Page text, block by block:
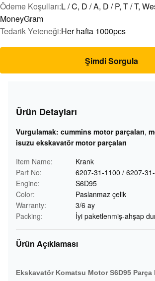
Ödeme Koşulları:L / C, D / A, D / P, T / T,
MoneyGram
Tedarik Yeteneği:Her hafta 1000pcs
Şimdi Sorgula
Ürün Detayları
Vurgulamak: cummins motor parçaları,
isuzu ekskavatör motor parçaları
Item Name:
Krank
Part No:
6207-31-1100 / 6207-
Engine:
S6D95
Color:
Paslanmaz çelik
Warranty:
3/6 ay
Packing:
İyi paketlenmiş-ahşap
Ürün Açıklaması
Ekskavatör Komatsu Motor S6D95 Parça